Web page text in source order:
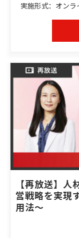
実施形式：オンラ
【再放送】
営戦略を実現
用法～